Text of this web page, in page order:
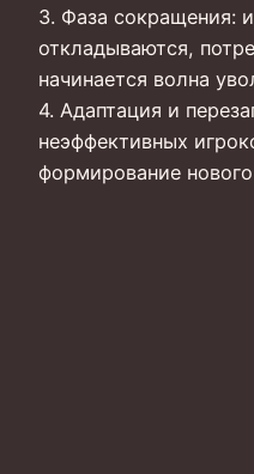
3. Фаза сокращения:
откладываются,
начинается волна
4. Адаптация и
неэффективных
формирование